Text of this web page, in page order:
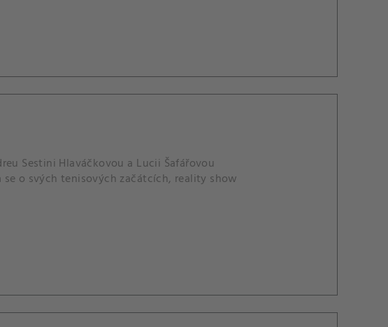
Sestini Hlaváčkovou a Lucii Šafářovou
se o svých tenisových začátcích, reality show